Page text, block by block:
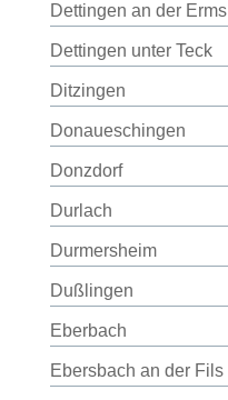
Dettingen an der Erms
Dettingen unter Teck
Ditzingen
Donaueschingen
Donzdorf
Durlach
Durmersheim
Dußlingen
Eberbach
Ebersbach an der Fils